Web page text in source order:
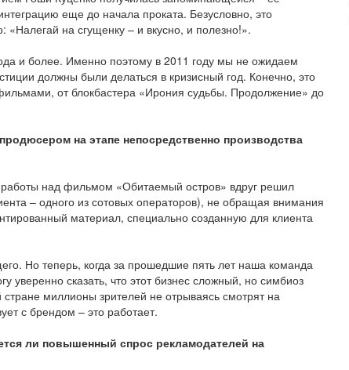
еще до начала проката. Безусловно, это
на сгущенку – и вкусно, и полезно!».
и более. Именно поэтому в 2011 году мы не ожидаем
должны были делаться в кризисный год. Конечно, это
от блокбастера «Ирония судьбы. Продолжение» до
на этапе непосредственно производства
над фильмом «Обитаемый остров» вдруг решил
– одного из сотовых операторов), не обращая внимания
материал, специально созданную для клиента
Но теперь, когда за прошедшие пять лет наша команда
уверенно сказать, что этот бизнес сложный, но симбиоз
стране миллионы зрителей не отрываясь смотрят на
с брендом – это работает.
ли повышенный спрос рекламодателей на